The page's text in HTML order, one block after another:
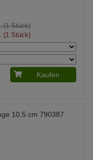
(1 Stück)
(1 Stück)
Kaufen
10,5 cm 790387